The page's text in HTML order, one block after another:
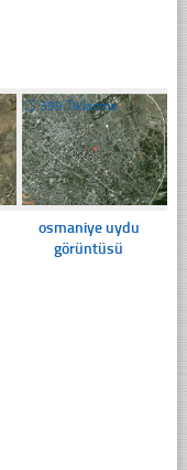
☐399 Tıklanma
osmaniye uydu
görüntüsü